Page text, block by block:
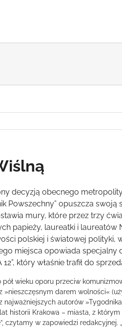
decyzją obecnego
Powszechny” opuszcza swoją
mury, które przez trzy
papieży, laureatki i laureatów
polskiej i światowej polityki,
miejsca opowiada specjalny
12”, który właśnie trafił do
pół wieku oporu przeciw
»nieszczęsnym darem wolności«
najważniejszych autorów
historii Krakowa – miasta, z
czytamy w zapowiedzi redakcyjnej.